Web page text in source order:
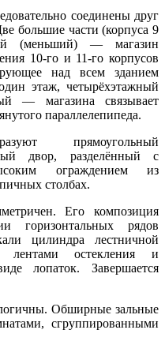
соединены друг
большие части (корпуса 9
(меньший) — магазин
10-го и 11-го корпусов
над всем зданием
этаж, четырёхэтажный
— магазина связывает
параллелепипеда.
прямоугольный
двор, разделённый с
ограждением из
столбах.
Его композиция
горизонтальных рядов
цилиндра лестничной
остекления и
лопаток. Завершается
Обширные зальные
сгруппированными